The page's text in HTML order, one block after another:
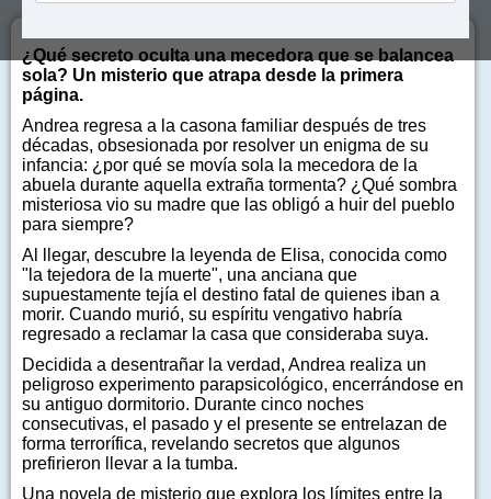
¿Qué secreto oculta una mecedora que se balancea
sola? Un misterio que atrapa desde la primera
página.
Andrea regresa a la casona familiar después de tres
décadas, obsesionada por resolver un enigma de su
infancia: ¿por qué se movía sola la mecedora de la
abuela durante aquella extraña tormenta? ¿Qué sombra
misteriosa vio su madre que las obligó a huir del pueblo
para siempre?
Al llegar, descubre la leyenda de Elisa, conocida como
"la tejedora de la muerte", una anciana que
supuestamente tejía el destino fatal de quienes iban a
morir. Cuando murió, su espíritu vengativo habría
regresado a reclamar la casa que consideraba suya.
Decidida a desentrañar la verdad, Andrea realiza un
peligroso experimento parapsicológico, encerrándose en
su antiguo dormitorio. Durante cinco noches
consecutivas, el pasado y el presente se entrelazan de
forma terrorífica, revelando secretos que algunos
prefirieron llevar a la tumba.
Una novela de misterio que explora los límites entre la